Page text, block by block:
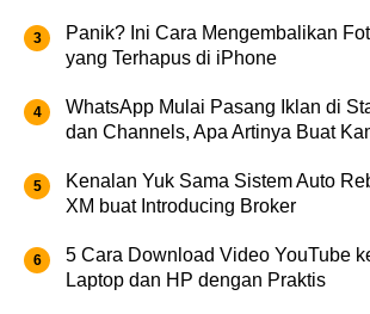
Panik? Ini Cara Mengembalikan
yang Terhapus di iPhone
WhatsApp Mulai Pasang Iklan di
dan Channels, Apa Artinya Buat
Kenalan Yuk Sama Sistem Auto
XM buat Introducing Broker
5 Cara Download Video YouTube
Laptop dan HP dengan Praktis